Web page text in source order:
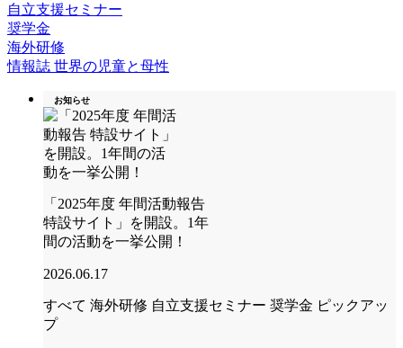
自立支援セミナー
奨学金
海外研修
情報誌 世界の児童と母性
お知らせ
「2025年度 年間活動報告
特設サイト」を開設。1年
間の活動を一挙公開！
2026.06.17
すべて 海外研修 自立支援セミナー 奨学金 ピックアッ
プ